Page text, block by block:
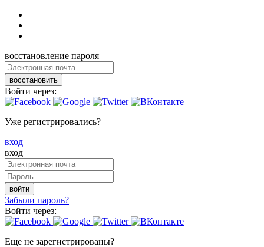
восстановление пароля
восстановить
Войти через:
Уже регистрировались?
вход
вход
войти
Забыли пароль?
Войти через:
Еще не зарегистрированы?